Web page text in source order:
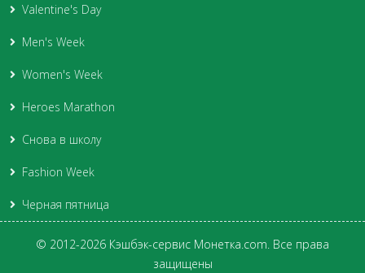
Valentine's Day
Men's Week
Women's Week
Heroes Marathon
Снова в школу
Fashion Week
Черная пятница
© 2012-2026 Кэшбэк-сервис Монетка.com. Все права
защищены